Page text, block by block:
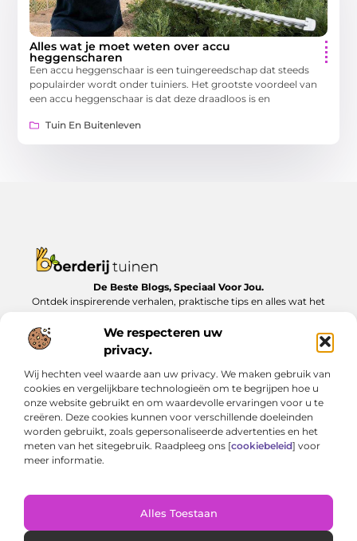
We respecteren uw
privacy.
Wij hechten veel waarde aan uw privacy. We maken gebruik van
cookies en vergelijkbare technologieën om te begrijpen hoe u
onze website gebruikt en om waardevolle ervaringen voor u te
creëren. Deze cookies kunnen voor verschillende doeleinden
worden gebruikt, zoals gepersonaliseerde advertenties en het
meten van het sitegebruik. Raadpleeg ons [cookiebeleid] voor
meer informatie.
Alles Toestaan
Alles wat je moet weten over accu
heggenscharen
Een accu heggenschaar is een tuingereedschap dat steeds
populairder wordt onder tuiniers. Het grootste voordeel van
een accu heggenschaar is dat deze draadloos is en
Tuin En Buitenleven
De Beste Blogs, Speciaal Voor Jou.
Ontdek inspirerende verhalen, praktische tips en alles wat het
Boerderijtuinen.nl.
Onze informatie
Cookiebeleid (EU)